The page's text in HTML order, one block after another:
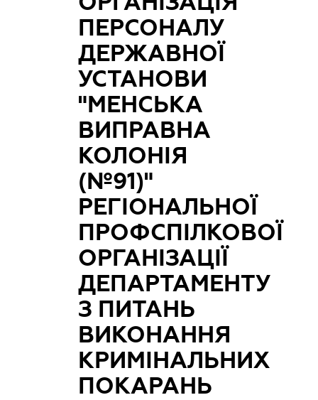
ПЕРСОНАЛУ
ДЕРЖАВНОЇ
УСТАНОВИ
"МЕНСЬКА
ВИПРАВНА
КОЛОНІЯ
(№91)"
РЕГІОНАЛЬНОЇ
ПРОФСПІЛКОВОЇ
ОРГАНІЗАЦІЇ
ДЕПАРТАМЕНТУ
З ПИТАНЬ
ВИКОНАННЯ
КРИМІНАЛЬНИХ
ПОКАРАНЬ